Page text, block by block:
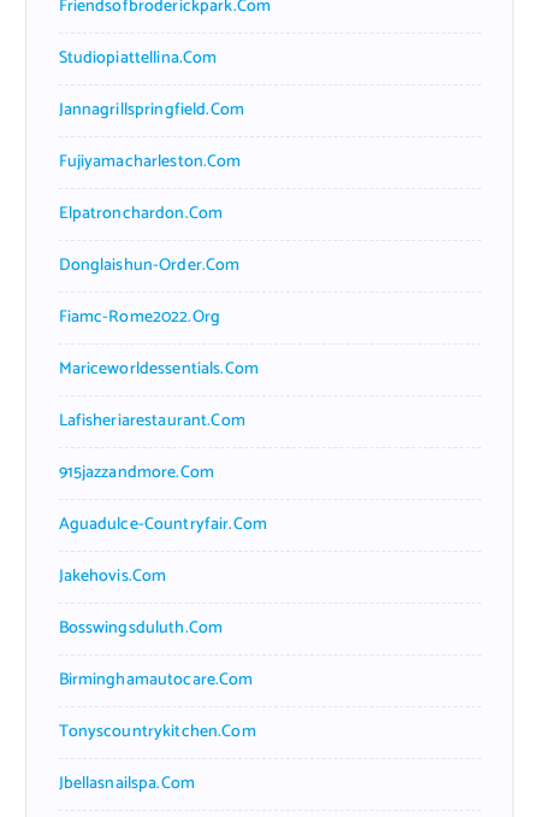
Friendsofbroderickpark.com
Studiopiattellina.com
Jannagrillspringfield.com
Fujiyamacharleston.com
Elpatronchardon.com
Donglaishun-Order.com
Fiamc-Rome2022.org
Mariceworldessentials.com
Lafisheriarestaurant.com
915jazzandmore.com
Aguadulce-Countryfair.com
Jakehovis.com
Bosswingsduluth.com
Birminghamautocare.com
Tonyscountrykitchen.com
Jbellasnailspa.com